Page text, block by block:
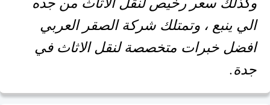
الي ينبع ، وتمتلك شركة الصقر العربي
افضل خبرات متخصصة لنقل الاثاث في
جدة.